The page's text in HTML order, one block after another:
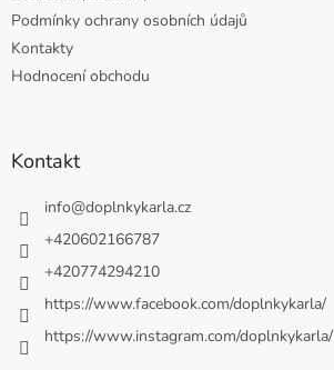
Podmínky ochrany osobních údajů
Kontakty
Hodnocení obchodu
Kontakt
info@doplnkykarla.cz
+420602166787
+420774294210
https://www.facebook.com/doplnkykarla/
https://www.instagram.com/doplnkykarla/